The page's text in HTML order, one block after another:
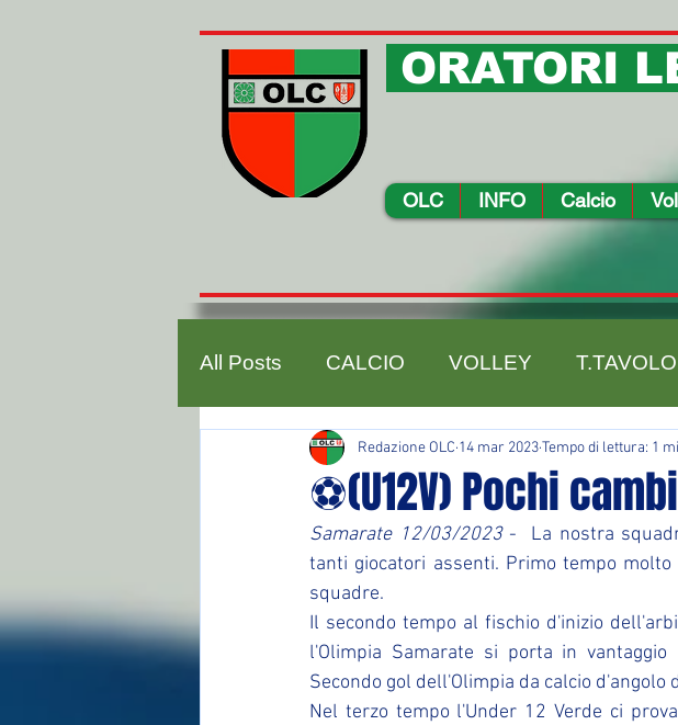
ORATORI
OLC INFO Calcio
All Posts CALCIO VOLLEY T.TAVOLO
⚽(U12V) Pochi
Redazione OLC 14 mar 2023Tempo di lettura: 1
Samarate 12/03/2023 -  La nostra
tanti giocatori assenti. Primo tempo
squadre.
Il secondo tempo al fischio d'inizio
l'Olimpia Samarate si porta in vantaggio
Secondo gol dell'Olimpia da calcio
Nel terzo tempo l'Under 12 Verde ci